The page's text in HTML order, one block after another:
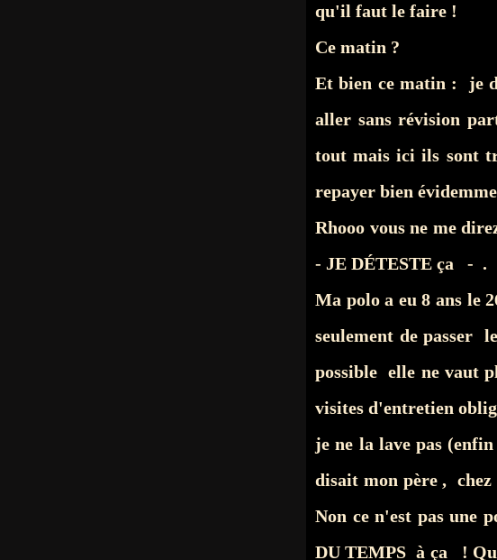
qu'il faut le faire !
Ce matin ?
Et bien ce matin : je
aller sans révision
tout mais ici ils sont
repayer bien
Rhooo vous ne me
- JE DÉTESTE ça - .
Ma polo a eu 8 ans le
seulement de passer
possible elle ne vaut
visites d'entretien
je ne la lave pas
disait mon père ,
Non ce n'est pas
DU TEMPS à ça !